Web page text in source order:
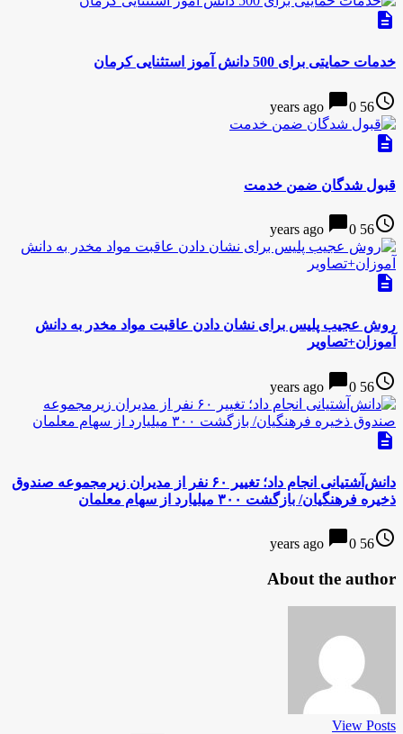
description
خدمات حمایتی برای 500 دانش آموز استثنایی کرمان
access_time
56 years ago
chat_bubble0
description
قبول شدگان ضمن خدمت
access_time
56 years ago
chat_bubble0
description
روش عجیب پلیس برای نشان دادن عاقبت مواد مخدر به دانش
آموزان+تصاویر
access_time
56 years ago
chat_bubble0
description
دانش‌آشتیانی انجام داد؛ تغییر ۶۰ نفر از مدیران زیرمجموعه صندوق
ذخیره فرهنگیان/ بازگشت ۳۰۰ میلیارد از سهام معلمان
access_time
56 years ago
chat_bubble0
About the author
View Posts